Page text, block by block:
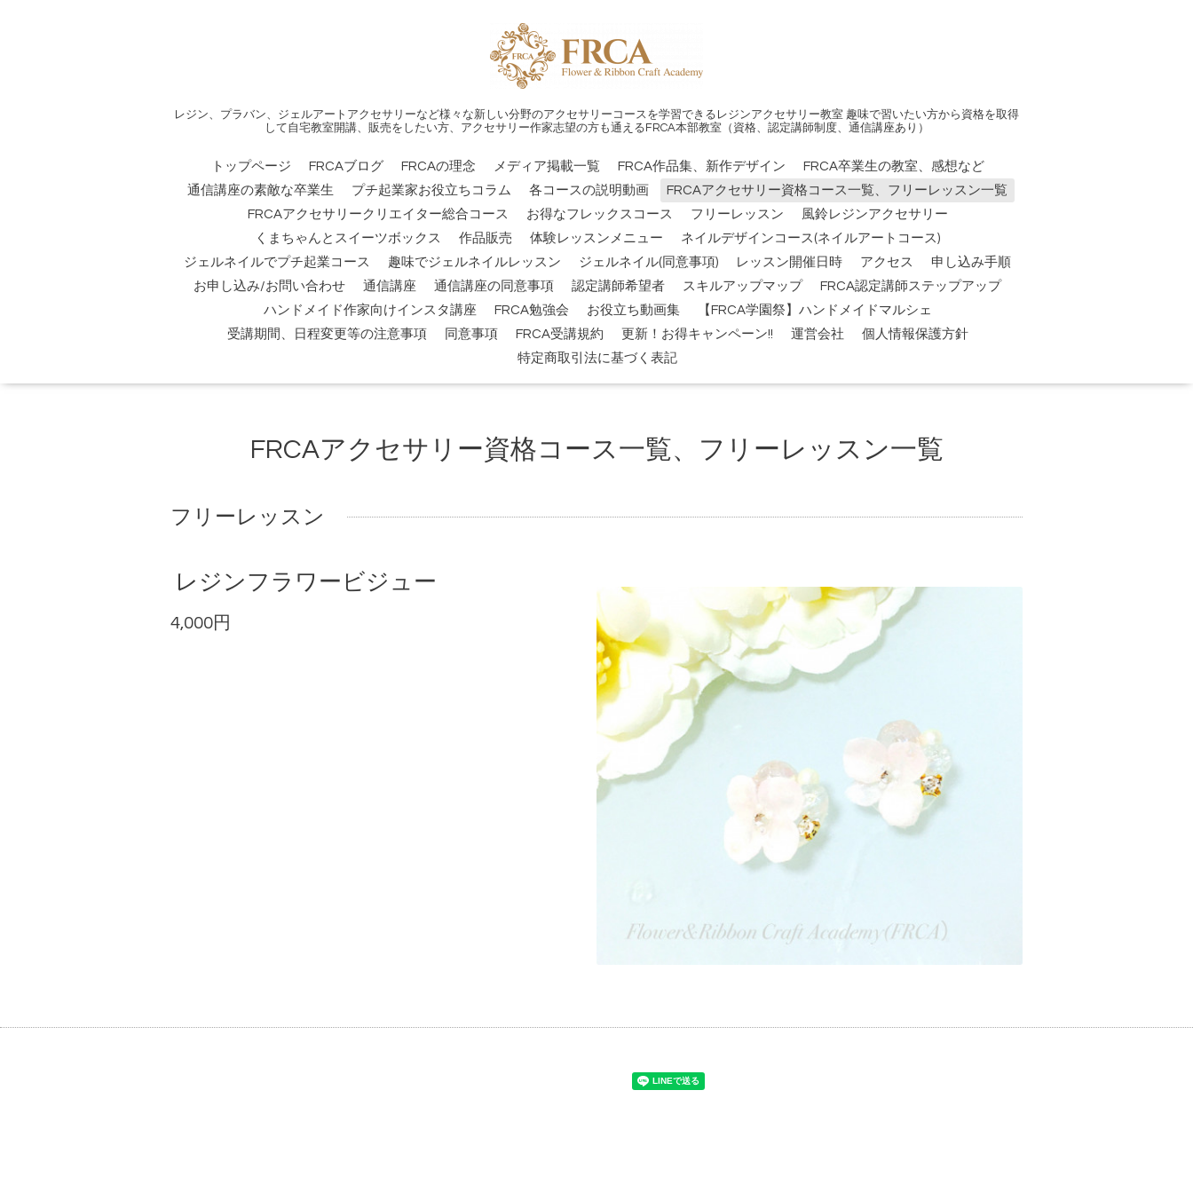
レジン、プラバン、ジェルアートアクセサリーなど様々な新しい分野のアクセサリーコースを学習できるレジンアクセサリー教室 趣味で習いたい方から資格を取得
して自宅教室開講、販売をしたい方、アクセサリー作家志望の方も通えるFRCA本部教室（資格、認定講師制度、通信講座あり）
トップページ FRCAブログ FRCAの理念 メディア掲載一覧 FRCA作品集、新作デザイン
FRCA卒業生の教室、感想など
通信講座の素敵な卒業生
プチ起業家お役立ちコラム 各コースの説明動画
FRCAアクセサリー資格コース一覧、フリーレッスン一覧
FRCAアクセサリークリエイター総合コース
お得なフレックスコース フリーレッスン
風鈴レジンアクセサリー
くまちゃんとスイーツボックス
作品販売 体験レッスンメニュー
ネイルデザインコース(ネイルアートコース)
ジェルネイルでプチ起業コース
趣味でジェルネイルレッスン ジェルネイル(同意事項) レッスン開催日時 アクセス
申し込み手順
お申し込み/お問い合わせ
通信講座 通信講座の同意事項 認定講師希望者 スキルアップマップ
FRCA認定講師ステップアップ
ハンドメイド作家向けインスタ講座
FRCA勉強会 お役立ち動画集
【FRCA学園祭】ハンドメイドマルシェ
受講期間、日程変更等の注意事項
同意事項 FRCA受講規約 更新！お得キャンペーン!! 運営会社
個人情報保護方針
特定商取引法に基づく表記
FRCAアクセサリー資格コース一覧、フリーレッスン一覧
フリーレッスン
レジンフラワービジュー
4,000円